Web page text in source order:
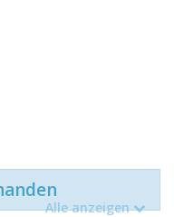
Alle anzeigen